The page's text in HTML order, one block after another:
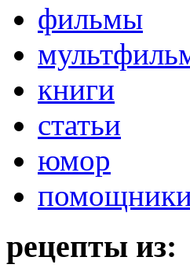
фильмы
книги
статьи
юмор
рецепты из: